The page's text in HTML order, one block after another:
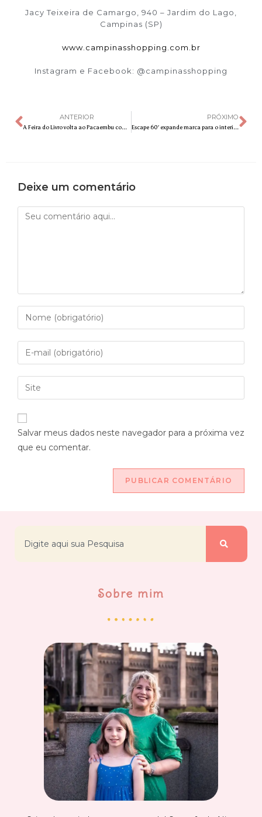
Jacy Teixeira de Camargo, 940 – Jardim do Lago,
Campinas (SP)
www.campinasshopping.com.br
Instagram e Facebook: @campinasshopping
ANTERIOR
A Feira do Livro volta ao Pacaembu com mais dias, mais palcos e mais autores
PRÓXIMO
Escape 60′ expande marca para o interior e inaugura unidade em Campinas
Deixe um comentário
Salvar meus dados neste navegador para a próxima vez
que eu comentar.
Sobre mim